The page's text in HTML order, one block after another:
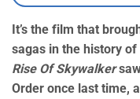
It’s the film that
sagas in the history of
Rise Of Skywalker
Order once last time,